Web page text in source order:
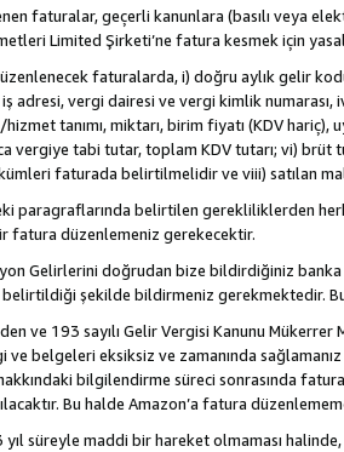
faturalar, geçerli kanunlara (basılı veya
Limited Şirketi’ne fatura kesmek için
faturalarda, i) doğru aylık gelir
iş adresi, vergi dairesi ve vergi kimlik
tanımı, miktarı, birim fiyatı (KDV
vergiye tabi tutar, toplam KDV tutarı; vi) brüt
faturada belirtilmelidir ve viii) satılan
paragraflarında belirtilen gerekliliklerden
fatura düzenlemeniz gerekecektir.
Gelirlerini doğrudan bize bildirdiğiniz banka
belirtildiği şekilde bildirmeniz gerekmektedir.
ve 193 sayılı Gelir Vergisi Kanunu
belgeleri eksiksiz ve zamanında
hakkındaki bilgilendirme süreci sonrasında
Bu halde Amazon’a fatura
yıl süreyle maddi bir hareket olmaması